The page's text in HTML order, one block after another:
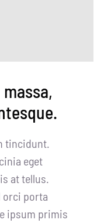
tincidunt.
eget
at tellus.
orci porta
ipsum primis